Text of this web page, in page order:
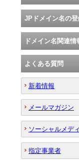
JPドメイン名の
ドメイン名関連情
よくある質問
新着情報
メールマガジン
ソーシャルメデ
指定事業者